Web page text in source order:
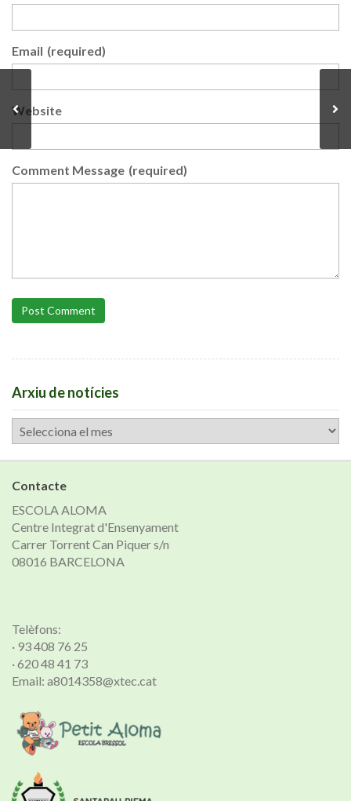
Email (required)
Website
Comment Message (required)
Post Comment
Arxiu de notícies
Arxiu
de
notícies
Contacte
ESCOLA ALOMA
Centre Integrat d'Ensenyament
Carrer Torrent Can Piquer s/n
08016 BARCELONA
Telèfons:
· 93 408 76 25
· 620 48 41 73
Email: a8014358@xtec.cat